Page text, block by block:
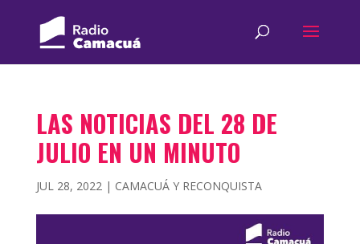
LAS NOTICIAS DEL 28 DE
JULIO EN UN MINUTO
JUL 28, 2022| CAMACUÁ Y RECONQUISTA